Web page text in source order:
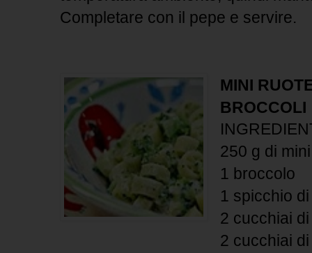
Completare con il pepe e servire.
MINI
BROCCOLI
250 g di
1 broccolo
1 spicchio
2 cucchiai
2 cucchiai